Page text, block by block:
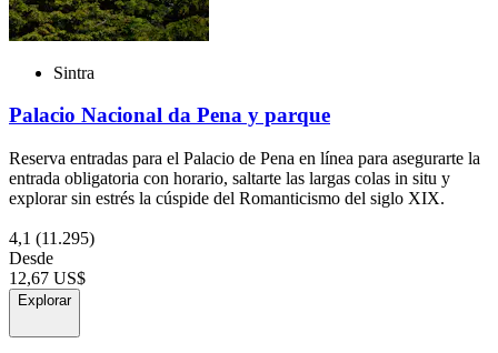
Sintra
Palacio Nacional da Pena y parque
Reserva entradas para el Palacio de Pena en línea para asegurarte la
entrada obligatoria con horario, saltarte las largas colas in situ y
explorar sin estrés la cúspide del Romanticismo del siglo XIX.
4,1 (11.295)
Desde
12,67 US$
Explorar